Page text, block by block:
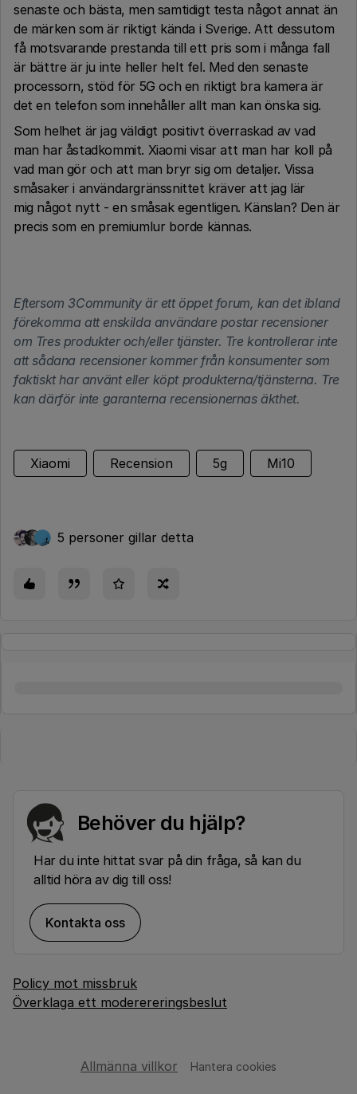
senaste och bästa, men samtidigt testa något annat än
de märken som är riktigt kända i Sverige. Att dessutom
få motsvarande prestanda till ett pris som i många fall
är bättre är ju inte heller helt fel. Med den senaste
processorn, stöd för 5G och en riktigt bra kamera är
det en telefon som innehåller allt man kan önska sig.
Som helhet är jag väldigt positivt överraskad av vad
man har åstadkommit. Xiaomi visar att man har koll på
vad man gör och att man bryr sig om detaljer. Vissa
småsaker i användargränssnittet kräver att jag lär
mig något nytt - en småsak egentligen. Känslan? Den är
precis som en premiumlur borde kännas.
Eftersom 3Community är ett öppet forum, kan det ibland
förekomma att enskilda användare postar recensioner
om Tres produkter och/eller tjänster. Tre kontrollerar inte
att sådana recensioner kommer från konsumenter som
faktiskt har använt eller köpt produkterna/tjänsterna. Tre
kan därför inte garanterna recensionernas äkthet.
Xiaomi Recension 5g Mi10
5 personer gillar detta
Behöver du hjälp?
Har du inte hittat svar på din fråga, så kan du
alltid höra av dig till oss!
Kontakta oss
Policy mot missbruk
Överklaga ett moderereringsbeslut
Allmänna villkor Hantera cookies